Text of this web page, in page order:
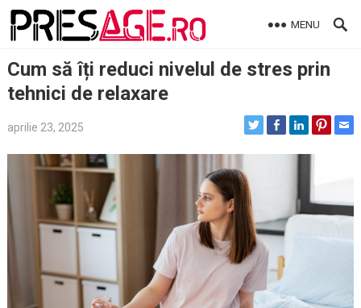
Skip
MENU
Cum să îți reduci nivelul de stres prin
tehnici de relaxare
aprilie 23, 2025